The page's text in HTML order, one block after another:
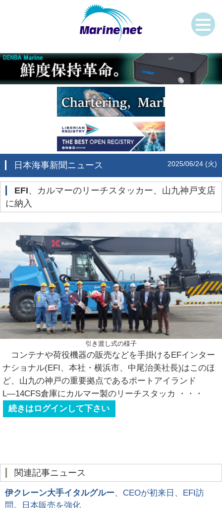
日本海事新聞ニュース 2025/06/24 (火)
EFI、カルマーのリーチスタッカー、山九神戸支店
に納入
引き渡し式の様子
コンテナや荷役機器の販売などを手掛けるEFインター
ナショナル(EFI、本社・横浜市、中尾治美社長)はこのほ
ど、山九の神戸の重要拠点であるポートアイランド
L―14CFS倉庫にカルマー製のリーチスタッカ
・・・
続きはログインして下さい
関連記事ニュース
伊クレーン大手イタルグルー、CEOが初来日、EFI訪
問。日本販売を強化